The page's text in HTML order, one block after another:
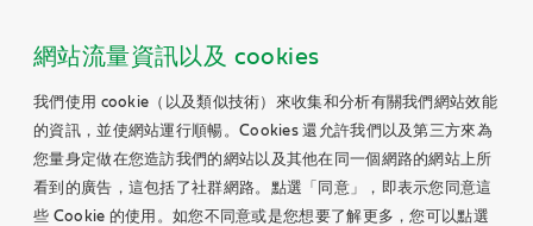
網站流量資訊以及 cookies
我們使用 cookie（以及類似技術）來收集和分析有關我們網站效能
的資訊，並使網站運行順暢。Cookies 還允許我們以及第三方來為
您量身定做在您造訪我們的網站以及其他在同一個網路的網站上所
看到的廣告，這包括了社群網路。點選「同意」，即表示您同意這
些 Cookie 的使用。如您不同意或是您想要了解更多，您可以點選